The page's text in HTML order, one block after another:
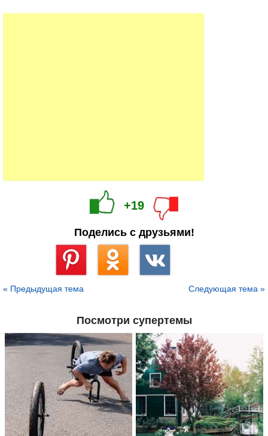
+19
Поделись с друзьями!
« Предыдущая тема Следующая тема »
Посмотри супертемы